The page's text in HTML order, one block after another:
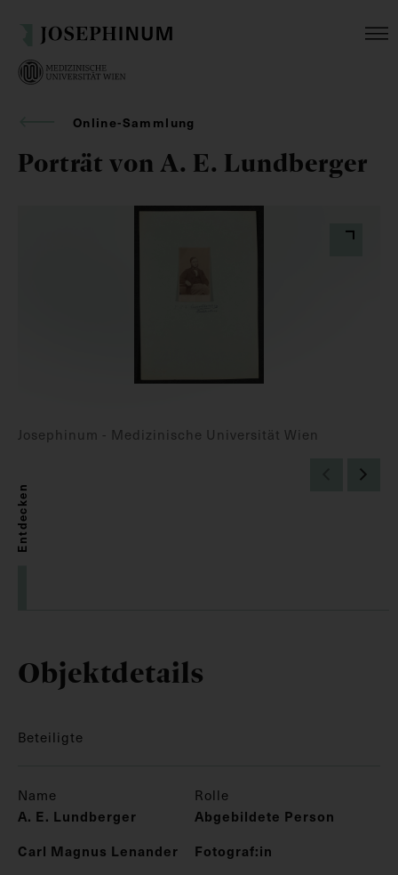
Online-Sammlung
Porträt von A. E. Lundberger
Josephinum - Medizinische Universität Wien
Entdecken
Objektdetails
Beteiligte
Name Rolle
A. E. Lundberger
Abgebildete Person
Carl Magnus Lenander
Fotograf:in